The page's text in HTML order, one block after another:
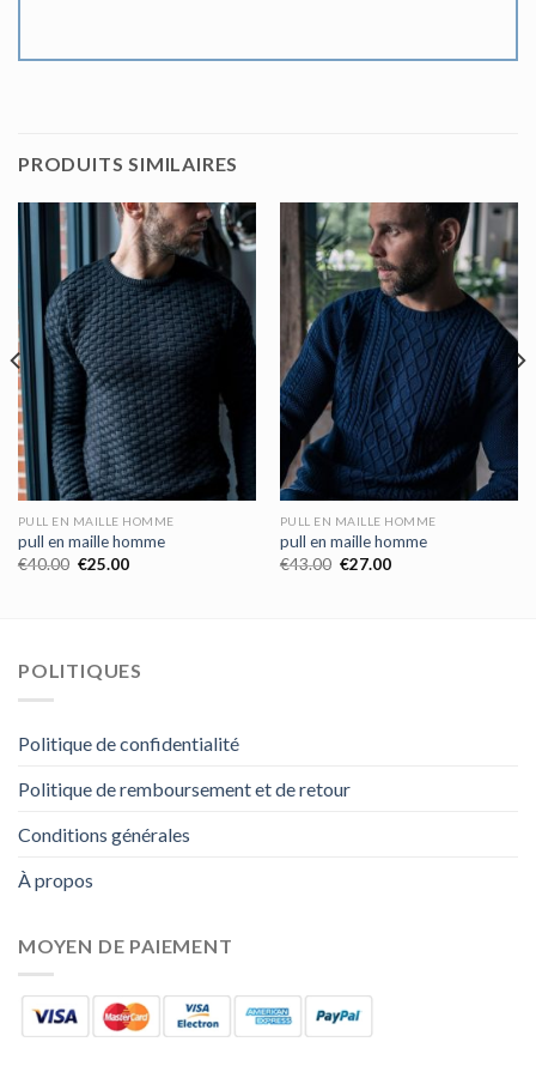
PRODUITS SIMILAIRES
PULL EN MAILLE HOMME
pull en maille homme
€40.00 €25.00
PULL EN MAILLE HOMME
pull en maille homme
€43.00 €27.00
POLITIQUES
Politique de confidentialité
Politique de remboursement et de retour
Conditions générales
À propos
MOYEN DE PAIEMENT